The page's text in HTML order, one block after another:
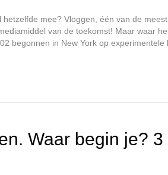
mee? Vloggen, één van de
van de toekomst! Maar waar
begonnen in New York op experimentele
Waar begin je? 3